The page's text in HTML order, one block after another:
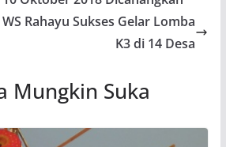
Rahayu Sukses Gelar Lomba
K3 di 14 Desa
Mungkin Suka